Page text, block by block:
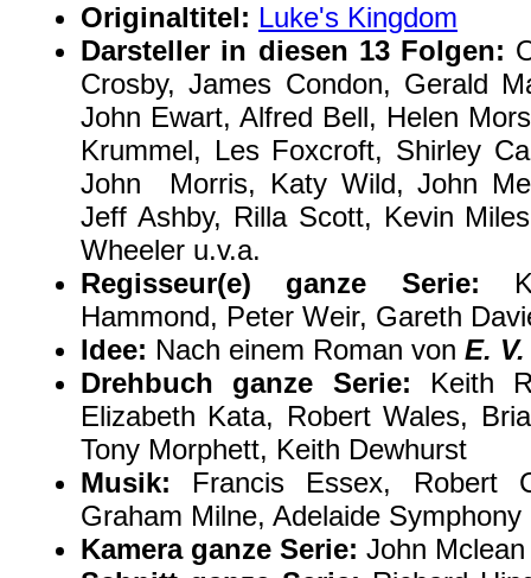
Originaltitel: Luke's Kingdom
Darsteller in diesen 13 Folgen:
Crosby, James Condon, Gerald
John Ewart, Alfred Bell, Helen
Krummel, Les Foxcroft, Shirley
John Morris, Katy Wild, John
Jeff Ashby, Rilla Scott, Kevin
Wheeler u.v.a.
Regisseur(e) ganze Serie:
Hammond, Peter Weir, Gareth
Idee: Nach einem Roman von E.
Drehbuch ganze Serie: Keith
Elizabeth Kata, Robert Wales,
Tony Morphett, Keith Dewhurst
Musik: Francis Essex, Robert
Graham Milne, Adelaide
Kamera ganze Serie: John